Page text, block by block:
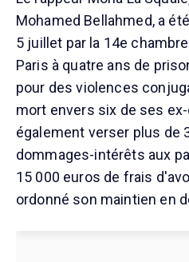
Mohamed Bellahmed, a
5 juillet par la 14e
Paris à quatre ans de
pour des violences
mort envers six de ses
également verser plus de
dommages-intérêts aux
15 000 euros de frais
ordonné son maintien en